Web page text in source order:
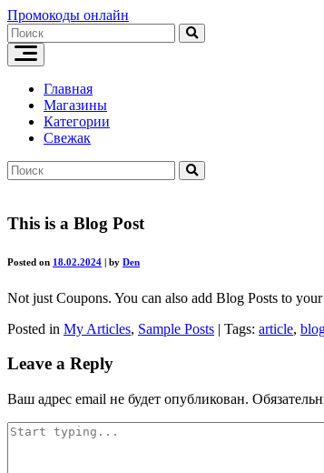
Skip
to
content
Промокоды онлайн
Главная
Магазины
Категории
Свежак
This is a Blog Post
Posted on 18.02.2024 | by Den
Not just Coupons. You can also add Blog Posts to
Posted in My Articles, Sample Posts | Tags: article,
Leave a Reply
Ваш адрес email не будет опубликован.